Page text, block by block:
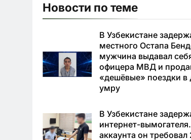
Новости по теме
В Узбекистане
местного Остапа
мужчина выдавал
офицера МВД и
«дешёвые» поездки в
умру
В Узбекистане
интернет-
аккаунта он требовал